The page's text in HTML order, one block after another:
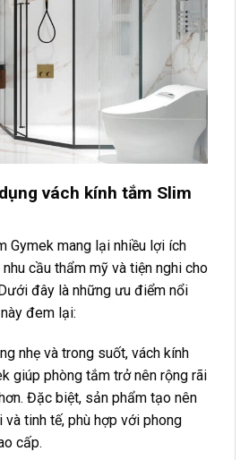
vách kính tắm Slim
Gymek mang lại nhiều lợi ích
cầu thẩm mỹ và tiện nghi cho
đây là những ưu điểm nổi
đem lại:
nhẹ và trong suốt, vách kính
giúp phòng tắm trở nên rộng rãi
Đặc biệt, sản phẩm tạo nên
tinh tế, phù hợp với phong
cấp.